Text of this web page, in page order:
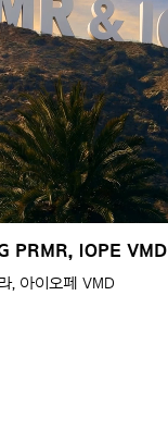
PRMR, IOPE VMD
, 아이오페 VMD